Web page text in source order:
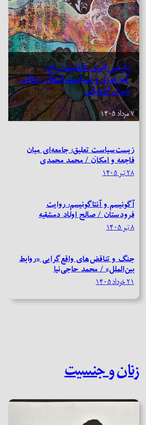
بازپس‌گیری عاملیت: رنج،
کین‌توزی و سیاست انتظار / هادی
میری آشتیانی
۷ مرداد ۱۴۰۵
زیست‌سیاستِ تعلیق؛ جامعه‌ای میان
فاجعه و امکان / محمد محمدی
۲۸ تیر ۱۴۰۵
آگونیسم و آنتاگونیسم: روایت
فرودستان / صالح اولاد دمشقیه
۸ تیر ۱۴۰۵
جنگ و تناقض‌های واقع‌گرایی «روابط
بین‌الملل» / محمد حاجی‌نیا
۲۱ خرداد ۱۴۰۵
زنان و جنسیت